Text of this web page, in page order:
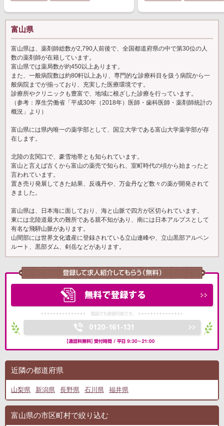
富山県
富山県は、薬剤師総数が2,790人前後で、全国都道府県の中で第30位の人
数の薬剤師が在籍しています。
富山県では薬局数が約450以上あります。
また、一般病院数は約80軒以上あり、専門的な診療科目を扱う病院から一
般病院までが揃っており、充実した医療環境です。
診療所やクリニックも豊富で、地域に根ざした診療を行っています。
（参考：厚生労働省「平成30年（2018年）医師・歯科医師・薬剤師統計の
概況」より）
富山県には県内唯一の薬学部として、国立大学である富山大学薬学部が存
在します。
北陸の玄関口で、豪雪地帯とも知られています。
富山と言えば古くから富山の薬売で知られ、室町時代の頃から始まったと
言われています。
置き売り発展してきた結果、反魂丹や、万金丹など数々の薬が開発されて
きました。
富山県は、日本海に面しており、海と山脈で四方が区切られています。
東には北陸道最大の難所である親不知があり、南には日本アルプスとして
有名な飛騨山脈があります。
山間部には世界文化遺産に登録されている立山連峰や、立山黒部アルペン
ルート、黒部ダム、剣岳などがあります。
近隣の都道府県
山梨県 新潟県 長野県 石川県 福井県
富山県の市区町村で絞り込む